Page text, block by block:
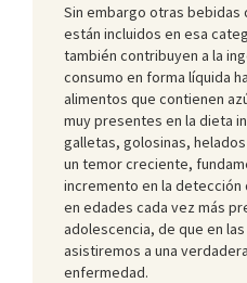
Sin embargo otras
están incluidos en esa
también contribuyen a la
consumo en forma líquida
alimentos que contienen
muy presentes en la dieta
galletas, golosinas,
un temor creciente,
incremento en la
en edades cada vez más
adolescencia, de que en
asistiremos a una
enfermedad.